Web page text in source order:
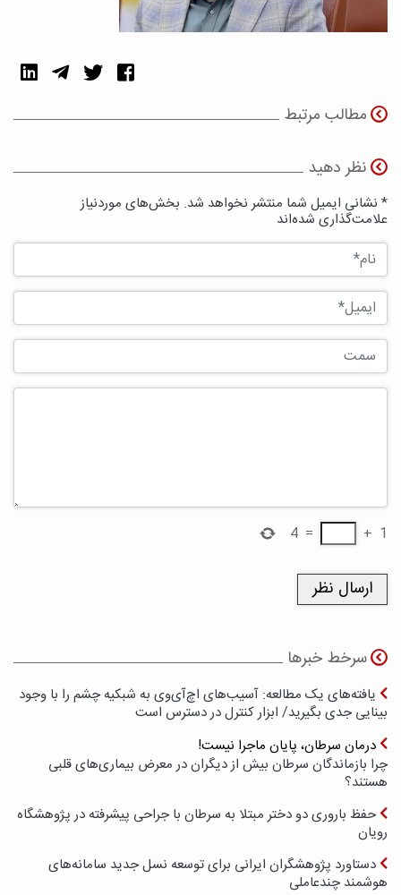
مطالب مرتبط
نظر دهید
* نشانی ایمیل شما منتشر نخواهد شد. بخش‌های موردنیاز
علامت‌گذاری شده‌اند
1
+
=
4
سرخط خبرها
یافته‌های یک مطالعه: آسیب‌های اچ‌آی‌وی به شبکیه چشم را با وجود
بینایی جدی بگیرید/ ابزار کنترل در دسترس است
درمان سرطان، پایان ماجرا نیست!
چرا بازماندگان سرطان بیش از دیگران در معرض بیماری‌های قلبی
هستند؟
حفظ باروری دو دختر مبتلا به سرطان با جراحی پیشرفته در پژوهشگاه
رویان
دستاورد پژوهشگران ایرانی برای توسعه نسل جدید سامانه‌های
هوشمند چندعاملی